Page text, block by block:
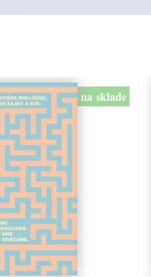
na sklade